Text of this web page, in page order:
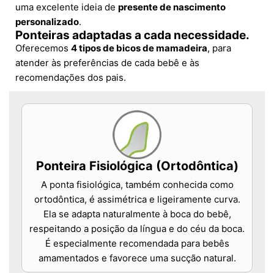
uma excelente ideia de presente de nascimento
personalizado.
Ponteiras adaptadas a cada necessidade.
Oferecemos 4 tipos de bicos de mamadeira, para
atender às preferências de cada bebê e às
recomendações dos pais.
Ponteira Fisiológica (Ortodôntica)
A ponta fisiológica, também conhecida como
ortodôntica, é assimétrica e ligeiramente curva.
Ela se adapta naturalmente à boca do bebê,
respeitando a posição da língua e do céu da boca.
É especialmente recomendada para bebês
amamentados e favorece uma sucção natural.